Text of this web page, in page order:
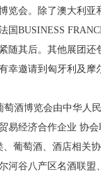
览会。除了澳大利
BUSINESS
随其后。其他展团
幸邀请到匈牙利及
酒博览会由中华人
易经济合作企业 协
葡萄酒、酒店相关
河谷八产区名酒联